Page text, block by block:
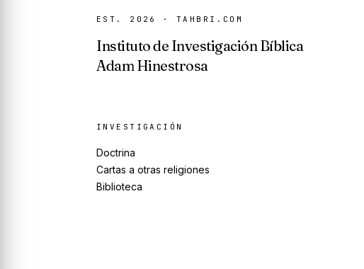
EST. 2026 · TAHBRI.COM
Instituto de Investigación Bíblica
Adam Hinestrosa
INVESTIGACIÓN
Doctrina
Cartas a otras religiones
Biblioteca